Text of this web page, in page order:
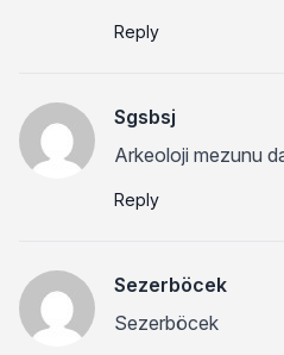
Reply
Sgsbsj
Arkeoloji mezunu
Reply
Sezerböcek
Sezerböcek